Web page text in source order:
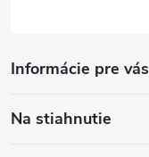
Informácie pre vás
Na stiahnutie